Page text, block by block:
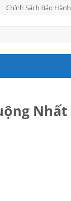
Chính Sách Bảo Hành
Nhất